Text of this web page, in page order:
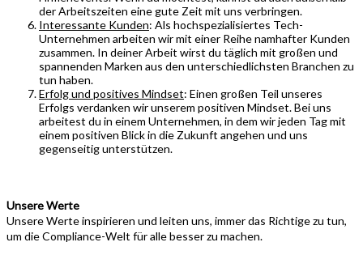
der Arbeitszeiten eine gute Zeit mit uns verbringen.
Interessante Kunden: Als hochspezialisiertes Tech-
Unternehmen arbeiten wir mit einer Reihe namhafter Kunden
zusammen. In deiner Arbeit wirst du täglich mit großen und
spannenden Marken aus den unterschiedlichsten Branchen zu
tun haben.
Erfolg und positives Mindset: Einen großen Teil unseres
Erfolgs verdanken wir unserem positiven Mindset. Bei uns
arbeitest du in einem Unternehmen, in dem wir jeden Tag mit
einem positiven Blick in die Zukunft angehen und uns
gegenseitig unterstützen.
Unsere Werte
Unsere Werte inspirieren und leiten uns, immer das Richtige zu tun,
um die Compliance-Welt für alle besser zu machen.